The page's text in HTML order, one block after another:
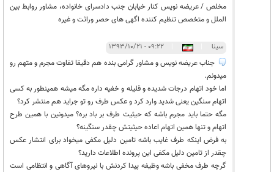
مخلص / عریضه نویس کنار خیابان جنب دادسرای خانواده، مشاور روابط بین
الملل و متخصص تنظیم کننده اگهی های حصر وراثت و غیره
سینا ۰۹:۲۲ - ۱۳۹۳/۱۰/۲۱
جناب عریضه نویس و مشاور گرامی بنده هم دقیقا تفاوت مجرم و متهم رو
میدونم.
اما خود اتهام درجات شدیده و قلیله و خفیه داره مگه میشه همینطور به کسی
اتهام سنگین یعنی شدید وارد کرد و عکس طرف رو تو جراید هم منتشر کرد؟
مگه حتما باید مجرم باشه که حیثیت طرف بر باد بره؟ میدونین با همین طرح
اتهام و تنها همین اتهام اعاده حیثیتش چقدر سنگینه؟
به فرض اینکه طرف غایب باشه تامین دلیل مکفی میخواد برای انتشار عکس
چقدر از تامین دلیل مکفی این پرونده اطلاعات دارید؟
گرچه طرف مخفی باشه وظیفه پیدا کردنش با نیروهای آگاهی و انتظامی است